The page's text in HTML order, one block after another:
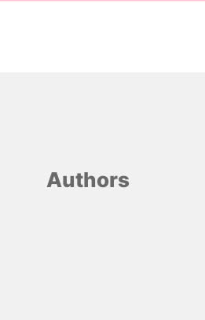
Authors